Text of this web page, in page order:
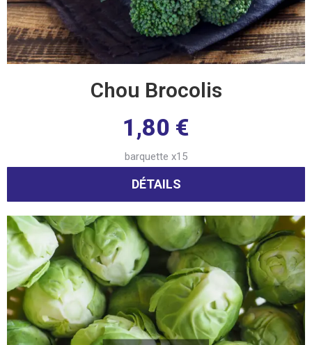
Chou Brocolis
1,80 €
barquette x15
DÉTAILS